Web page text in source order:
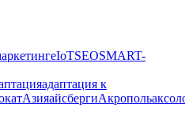
IoTSEOSMART-
адаптация к
АзияайсбергиАкрополь